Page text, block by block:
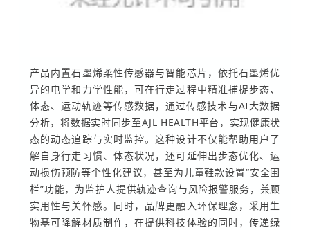
产品内置石墨烯柔性传感器与智能芯片，依托石墨烯优
异的电学和力学性能，可在行走过程中精准捕捉步态、
体态、运动轨迹等传感数据，通过传感技术与AI大数据
分析，将数据实时同步至AJL HEALTH平台，实现健康状
态的动态追踪与实时监控。这种设计不仅能帮助用户了
解自身行走习惯、体态状况，还可延伸出步态优化、运
动损伤预防等个性化建议，甚至为儿童鞋款设置“安全围
栏”功能，为监护人提供轨迹查询与风险报警服务，兼顾
实用性与关怀感。同时，品牌更融入环保理念，采用生
物基可降解材质制作，在提供科技体验的同时，传递绿